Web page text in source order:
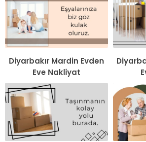
Diyarbakır Mardin Evden
Eve Nakliyat